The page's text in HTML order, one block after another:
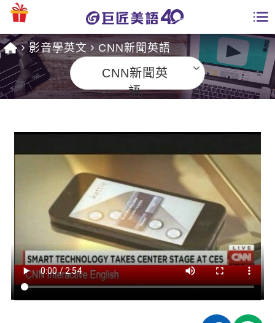
課程總覽
英文會話
商用英文
英文檢定
TOEIC 多益課程
能力養成
自然發音
全國分校
英文部落格
多益秒學堂
影音學英文
師資團隊
學習分享
學員故事
校園贊助
學員專區
影音學英文 CNN新聞英語
CNN新聞英
語